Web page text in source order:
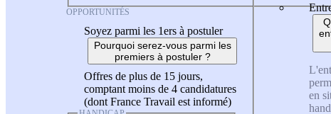
OPPORTUNITÉS
Soyez parmi les 1ers à postuler
Pourquoi serez-vous parmi les
premiers à postuler ?
Offres de plus de 15 jours,
comptant moins de 4 candidatures
(dont France Travail est informé)
en